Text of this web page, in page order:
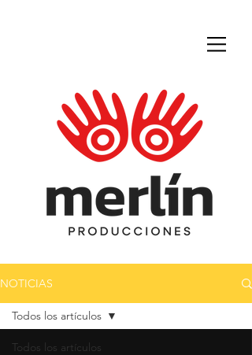
NOTICIAS
Todos los artículos
Todos los artículos